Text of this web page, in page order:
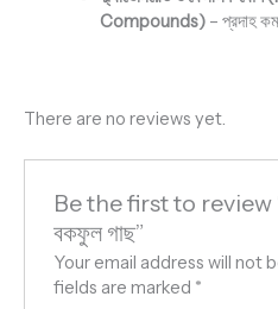
Compounds)– প্রদাহ
There are no reviews yet.
Be the first to review
বকফুল গাছ”
Your email address will not
fields are marked *